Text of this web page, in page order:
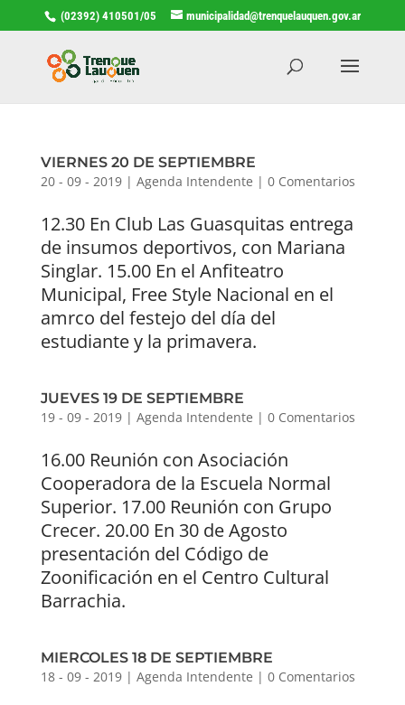
(02392) 410501/05 municipalidad@trenquelauquen.gov.ar
VIERNES 20 DE SEPTIEMBRE
20 - 09 - 2019| Agenda Intendente | 0 Comentarios
12.30 En Club Las Guasquitas entrega
de insumos deportivos, con Mariana
Singlar. 15.00 En el Anfiteatro
Municipal, Free Style Nacional en el
amrco del festejo del día del
estudiante y la primavera.
JUEVES 19 DE SEPTIEMBRE
19 - 09 - 2019| Agenda Intendente | 0 Comentarios
16.00 Reunión con Asociación
Cooperadora de la Escuela Normal
Superior. 17.00 Reunión con Grupo
Crecer. 20.00 En 30 de Agosto
presentación del Código de
Zoonificación en el Centro Cultural
Barrachia.
MIERCOLES 18 DE SEPTIEMBRE
18 - 09 - 2019| Agenda Intendente | 0 Comentarios